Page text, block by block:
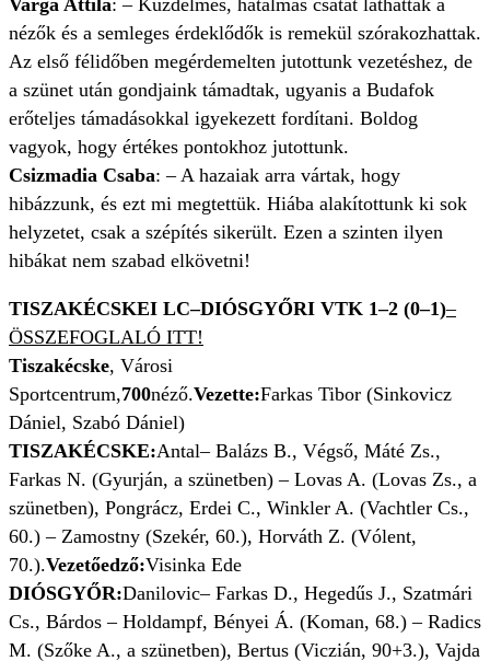
Varga Attila: – Küzdelmes, hatalmas csatát láthattak a
nézők és a semleges érdeklődők is remekül szórakozhattak.
Az első félidőben megérdemelten jutottunk vezetéshez, de
a szünet után gondjaink támadtak, ugyanis a Budafok
erőteljes támadásokkal igyekezett fordítani. Boldog
vagyok, hogy értékes pontokhoz jutottunk.
Csizmadia Csaba: – A hazaiak arra vártak, hogy
hibázzunk, és ezt mi megtettük. Hiába alakítottunk ki sok
helyzetet, csak a szépítés sikerült. Ezen a szinten ilyen
hibákat nem szabad elkövetni!
TISZAKÉCSKEI LC–DIÓSGYŐRI VTK 1–2 (0–1)–
ÖSSZEFOGLALÓ ITT!
Tiszakécske, Városi
Sportcentrum,700néző.Vezette:Farkas Tibor (Sinkovicz
Dániel, Szabó Dániel)
TISZAKÉCSKE:Antal– Balázs B., Végső, Máté Zs.,
Farkas N. (Gyurján, a szünetben) – Lovas A. (Lovas Zs., a
szünetben), Pongrácz, Erdei C., Winkler A. (Vachtler Cs.,
60.) – Zamostny (Szekér, 60.), Horváth Z. (Vólent,
70.).Vezetőedző:Visinka Ede
DIÓSGYŐR:Danilovic– Farkas D., Hegedűs J., Szatmári
Cs., Bárdos – Holdampf, Bényei Á. (Koman, 68.) – Radics
M. (Szőke A., a szünetben), Bertus (Viczián, 90+3.), Vajda